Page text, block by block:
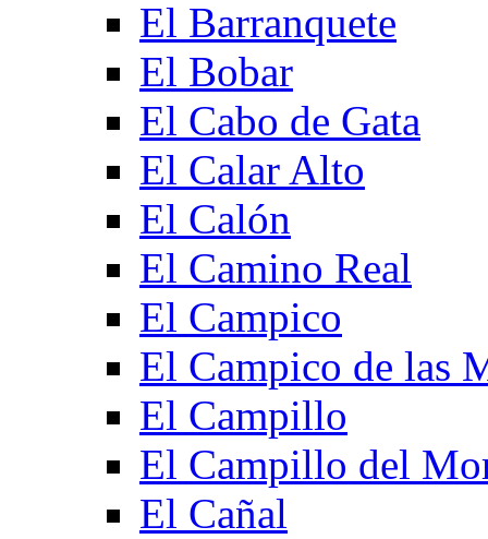
El Barranquete
El Bobar
El Cabo de Gata
El Calar Alto
El Calón
El Camino Real
El Campico
El Campico de las
El Campillo
El Campillo del
El Cañal